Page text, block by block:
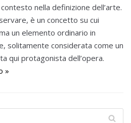
nella definizione dell’arte.
è un concetto su cui
un elemento ordinario in
solitamente considerata come un
qui protagonista dell’opera.
»